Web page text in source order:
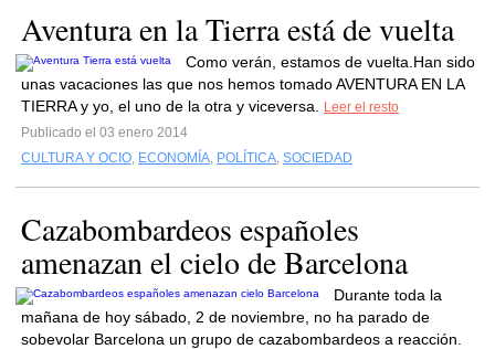
Aventura en la Tierra está de vuelta
Como verán, estamos de vuelta.Han sido
unas vacaciones las que nos hemos tomado AVENTURA EN LA
TIERRA y yo, el uno de la otra y viceversa.
Leer el resto
Publicado el 03 enero 2014
CULTURA Y OCIO, ECONOMÍA, POLÍTICA, SOCIEDAD
Cazabombardeos españoles
amenazan el cielo de Barcelona
Durante toda la
mañana de hoy sábado, 2 de noviembre, no ha parado de
sobevolar Barcelona un grupo de cazabombardeos a reacción.